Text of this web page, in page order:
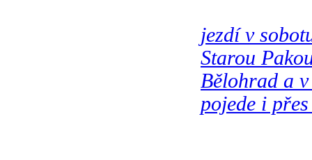
jezdí v
Starou
Bělohrad a
pojede i